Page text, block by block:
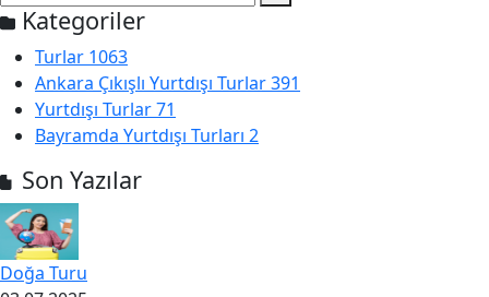
Kategoriler
Turlar 1063
Ankara Çıkışlı Yurtdışı Turlar391
Yurtdışı Turlar71
Bayramda Yurtdışı Turları 2
Son Yazılar
Doğa Turu